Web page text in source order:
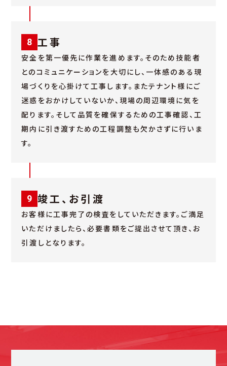
8 工事
安全を第一優先に作業を進めます。そのため技能者
とのコミュニケーションを大切にし、一体感のある現
場づくりを心掛けて工事します。またテナント様にご
迷惑をおかけしていないか、現場の周辺環境に気を
配ります。そして品質を確保するための工事確認、工
期内に引き渡すための工程調整も欠かさずに行いま
す。
9 竣工、お引渡
お客様に工事完了の検査をしていただきます。ご満足
いただけましたら、必要書類をご提出させて頂き、お
引渡しとなります。